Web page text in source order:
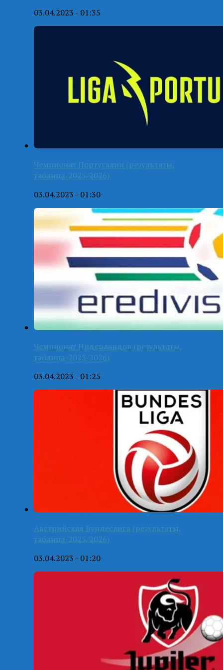
03.04.2023 - 01:35
Чемпионат Португалии (результаты,
таблица-2025/2026)
03.04.2023 - 01:30
Чемпионат Нидерландов (результаты,
таблица-2025/2026)
03.04.2023 - 01:25
Австрийская Бундеслига (результаты,
таблица-2025/2026)
03.04.2023 - 01:20